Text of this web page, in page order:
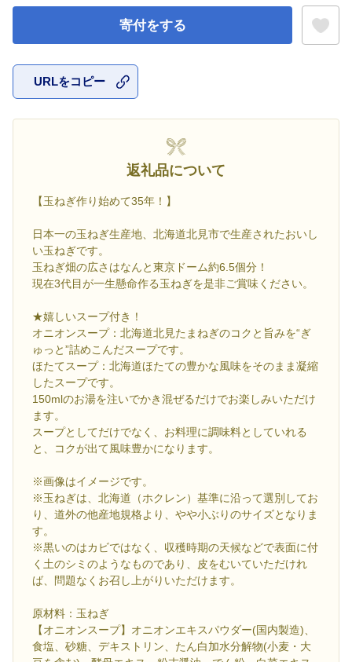
寄付をする
URLをコピー
返礼品について
【玉ねぎ作り始めて35年！】
日本一の玉ねぎ生産地、北海道北見市で生産されたおいし
い玉ねぎです。
玉ねぎ畑の広さはなんと東京ドーム約6.5個分！
現在3代目が一生懸命作る玉ねぎを是非ご賞味ください。
★嬉しいスープ付き！
オニオンスープ：北海道北見たまねぎのコクと旨みを“ぎ
ゅっと”詰めこんだスープです。
ほたてスープ：北海道ほたての豊かな風味をそのまま凝縮
したスープです。
150mlのお湯を注いでかき混ぜるだけでお楽しみいただけ
ます。
スープとしてだけでなく、お料理に調味料としていれる
と、コクが出て風味豊かになります。
※画像はイメージです。
※玉ねぎは、北海道（ホクレン）基準に沿って選別してお
り、道外の他産地規格より、やや小ぶりのサイズとなりま
す。
※黒いのはカビではなく、収穫時期の天候などで表面に付
く土のシミのようなものであり、皮をむいていただけれ
ば、問題なくお召し上がりいただけます。
原材料：玉ねぎ
【オニオンスープ】オニオンエキスパウダー(国内製造)、
食塩、砂糖、デキストリン、たん白加水分解物(小麦・大